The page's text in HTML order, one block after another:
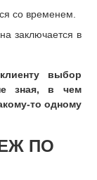
со временем.
заключается в
выбор
зная, в чем
то одному
ПО